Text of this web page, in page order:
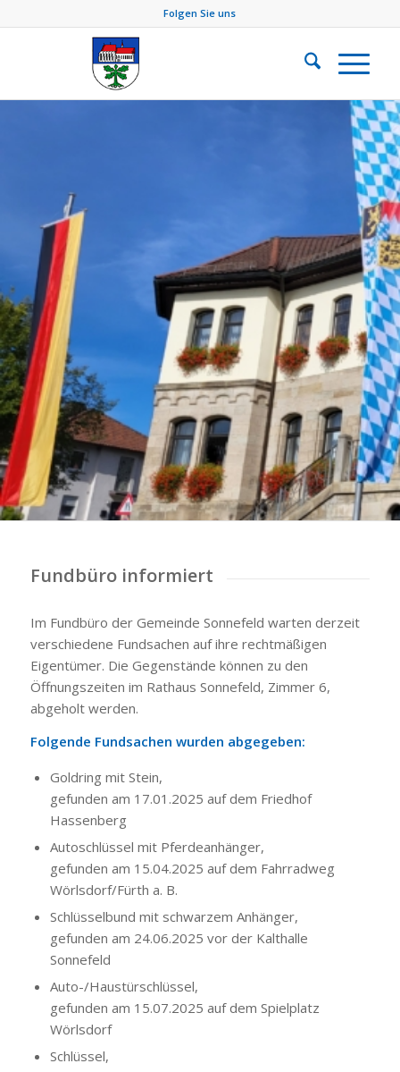
Folgen Sie uns
Fundbüro informiert
Im Fundbüro der Gemeinde Sonnefeld warten derzeit
verschiedene Fundsachen auf ihre rechtmäßigen
Eigentümer. Die Gegenstände können zu den
Öffnungszeiten im Rathaus Sonnefeld, Zimmer 6,
abgeholt werden.
Folgende Fundsachen wurden abgegeben:
Goldring mit Stein,
gefunden am 17.01.2025 auf dem Friedhof
Hassenberg
Autoschlüssel mit Pferdeanhänger,
gefunden am 15.04.2025 auf dem Fahrradweg
Wörlsdorf/Fürth a. B.
Schlüsselbund mit schwarzem Anhänger,
gefunden am 24.06.2025 vor der Kalthalle
Sonnefeld
Auto-/Haustürschlüssel,
gefunden am 15.07.2025 auf dem Spielplatz
Wörlsdorf
Schlüssel,